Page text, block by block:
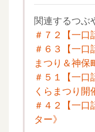
関連するつぶ
＃７２【一口
＃６３【一
まつり＆神保
＃５１【一
くらまつり開
＃４２【一
ター》